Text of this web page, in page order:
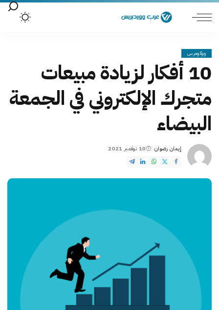
ووكومرس
10 أفكار لزيادة مبيعات
متجرك الإلكتروني في الجمعة
البيضاء
Posted
by
إيمان رضوان 10 نوفمبر 2021